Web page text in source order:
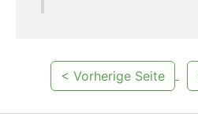
< Vorherige Seite